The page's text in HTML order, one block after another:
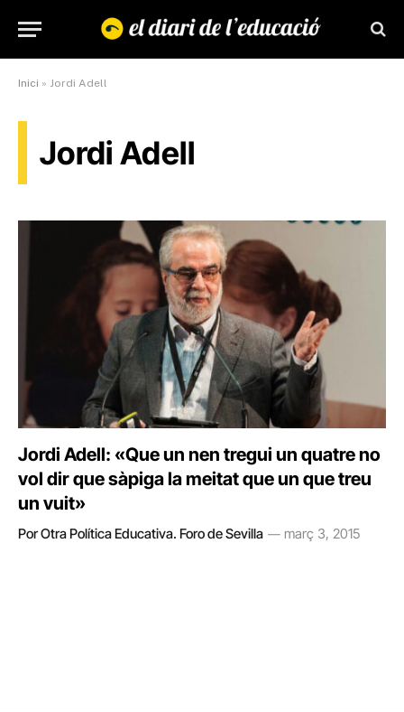
Inici » Jordi Adell
Jordi Adell
Jordi Adell: «Que un nen tregui un quatre no
vol dir que sàpiga la meitat que un que treu
un vuit»
Por Otra Política Educativa. Foro de Sevilla març 3, 2015